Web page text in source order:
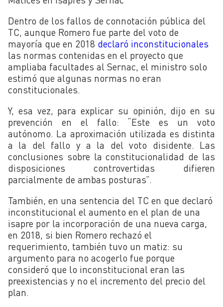
Dentro de los fallos de connotación pública del
TC, aunque Romero fue parte del voto de
mayoría que en 2018 declaró inconstitucionales
las normas contenidas en el proyecto que
ampliaba facultades al Sernac, el ministro solo
estimó que algunas normas no eran
constitucionales.
Y, esa vez, para explicar su opinión, dijo en su
prevención en el fallo: “Este es un voto
autónomo. La aproximación utilizada es distinta
a la del fallo y a la del voto disidente. Las
conclusiones sobre la constitucionalidad de las
disposiciones controvertidas difieren
parcialmente de ambas posturas”.
También, en una sentencia del TC en que declaró
inconstitucional el aumento en el plan de una
isapre por la incorporación de una nueva carga,
en 2018, si bien Romero rechazó el
requerimiento, también tuvo un matiz: su
argumento para no acogerlo fue porque
consideró que lo inconstitucional eran las
preexistencias y no el incremento del precio del
plan.